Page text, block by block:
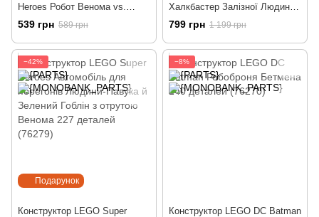
Heroes Робот Венома vs.
Майлз Моралез 134 деталей
(76276)
539 грн 589 грн
Халкбастер Залізної Людини
проти Таноса 66 деталей
(76263)
799 грн 1 199 грн
Подарунок
−42%
Конструктор LEGO Super
−8%
Конструктор LEGO DC Batman